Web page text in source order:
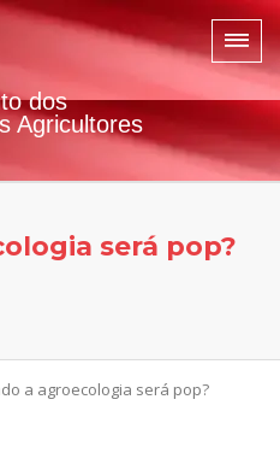
dos
Agricultores
será pop?
a agroecologia será pop?